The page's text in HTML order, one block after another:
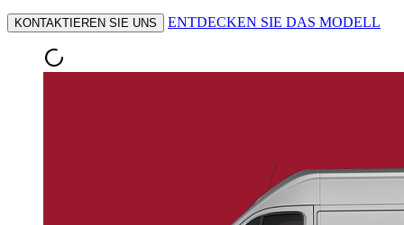
KONTAKTIEREN SIE UNS ENTDECKEN SIE DAS MODELL